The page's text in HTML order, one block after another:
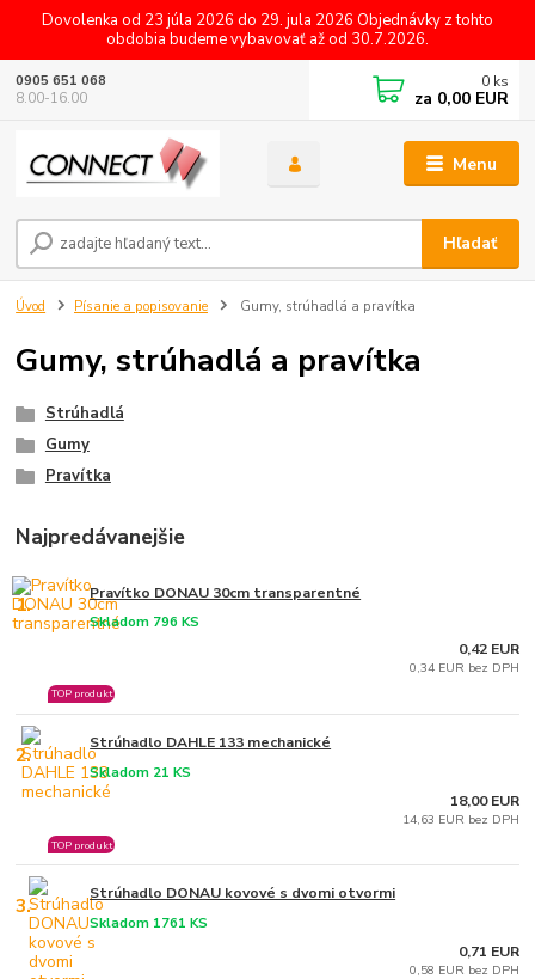
Dovolenka od 23 júla 2026 do 29. jula 2026 Objednávky z tohto
obdobia budeme vybavovať až od 30.7.2026.
Menu
Hľadať
0905 651 068
8.00-16.00
0 ks
za 0,00 EUR
Úvod Písanie a popisovanie Gumy, strúhadlá a pravítka
Gumy, strúhadlá a pravítka
Strúhadlá
Gumy
Pravítka
Najpredávanejšie
1. Pravítko DONAU 30cm transparentné
Skladom 796 KS
TOP produkt
0,42 EUR
0,34 EUR bez DPH
2. Strúhadlo DAHLE 133 mechanické
Skladom 21 KS
TOP produkt
18,00 EUR
14,63 EUR bez DPH
3. Strúhadlo DONAU kovové s dvomi otvormi
Skladom 1761 KS
0,71 EUR
0,58 EUR bez DPH